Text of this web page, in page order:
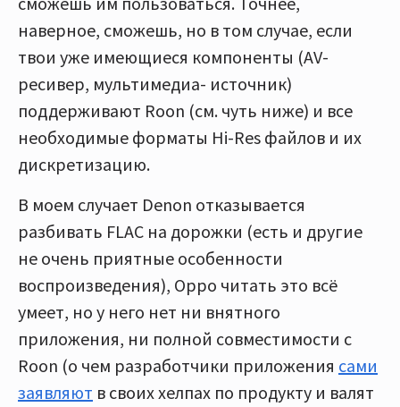
наверное, сможешь, но в том случае, если
твои уже имеющиеся компоненты (AV-
ресивер, мультимедиа- источник)
поддерживают Roon (см. чуть ниже) и все
необходимые форматы Hi-Res файлов и их
дискретизацию.
В моем случает Denon отказывается
разбивать FLAC на дорожки (есть и другие
не очень приятные особенности
воспроизведения), Oppo читать это всё
умеет, но у него нет ни внятного
приложения, ни полной совместимости с
Roon (о чем разработчики приложения сами
заявляют в своих хелпах по продукту и валят